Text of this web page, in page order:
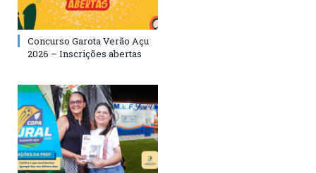
Concurso Garota Verão Açu
2026 – Inscrições abertas